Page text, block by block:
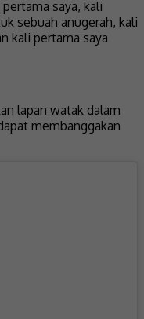
saya, kali
sebuah anugerah, kali
kali pertama saya
lapan watak dalam
membanggakan